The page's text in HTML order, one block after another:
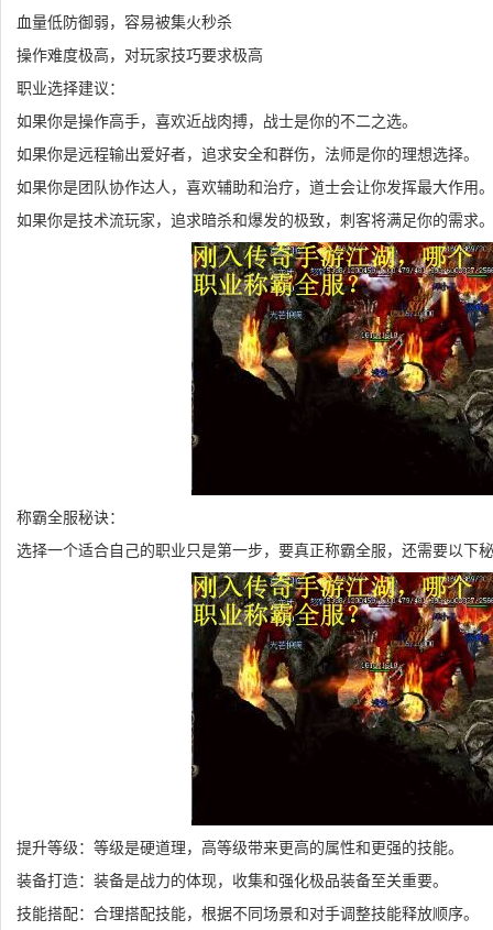
血量低防御弱，容易被集火秒杀
操作难度极高，对玩家技巧要求极高
职业选择建议：
如果你是操作高手，喜欢近战肉搏，战士是你的不二之选。
如果你是远程输出爱好者，追求安全和群伤，法师是你的理想选择。
如果你是团队协作达人，喜欢辅助和治疗，道士会让你发挥最大作用。
如果你是技术流玩家，追求暗杀和爆发的极致，刺客将满足你的需求。
称霸全服秘诀：
选择一个适合自己的职业只是第一步，要真正称霸全服，还需要以下
提升等级：等级是硬道理，高等级带来更高的属性和更强的技能。
装备打造：装备是战力的体现，收集和强化极品装备至关重要。
技能搭配：合理搭配技能，根据不同场景和对手调整技能释放顺序。